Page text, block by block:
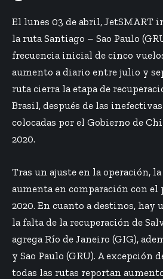
El lunes 03 de abril, JetSMART
la ruta Santiago – Sao Paulo
frecuencia inicial de cinco
aumento a diario entre julio y
ruta cierra la etapa de
Brasil, después de las
colocadas por el Gobierno de
2020.
Tras un ajuste en la operación,
aumenta en comparación con el
2020. En cuanto a destinos, hay
la falta de la recuperación de
agrega Río de Janeiro (GIG),
y Sao Paulo (GRU). A excepción
todas las rutas reportan